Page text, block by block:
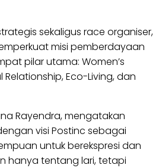
sekaligus race organiser,
misi pemberdayaan
pilar utama: Women’s
Eco-Living, dan
Rayendra, mengatakan
visi Postinc sebagai
untuk berekspresi dan
hanya tentang lari, tetapi